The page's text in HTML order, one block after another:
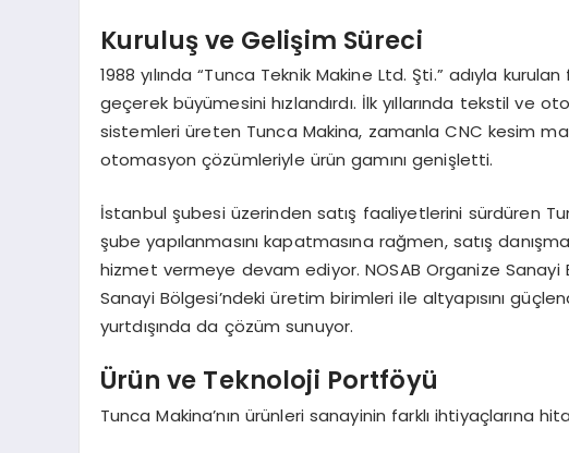
Kuruluş ve Gelişim Süreci
1988 yılında “Tunca Teknik Makine Ltd. Şti.” adıyla
geçerek büyümesini hızlandırdı. İlk yıllarında tekstil ve
sistemleri üreten Tunca Makina, zamanla CNC kesim
otomasyon çözümleriyle ürün gamını genişletti.
İstanbul şubesi üzerinden satış faaliyetlerini sürdüren
şube yapılanmasını kapatmasına rağmen, satış
hizmet vermeye devam ediyor. NOSAB Organize Sanayi
Sanayi Bölgesi’ndeki üretim birimleri ile altyapısını
yurtdışında da çözüm sunuyor.
Ürün ve Teknoloji Portföyü
Tunca Makina’nın ürünleri sanayinin farklı ihtiyaçlarına